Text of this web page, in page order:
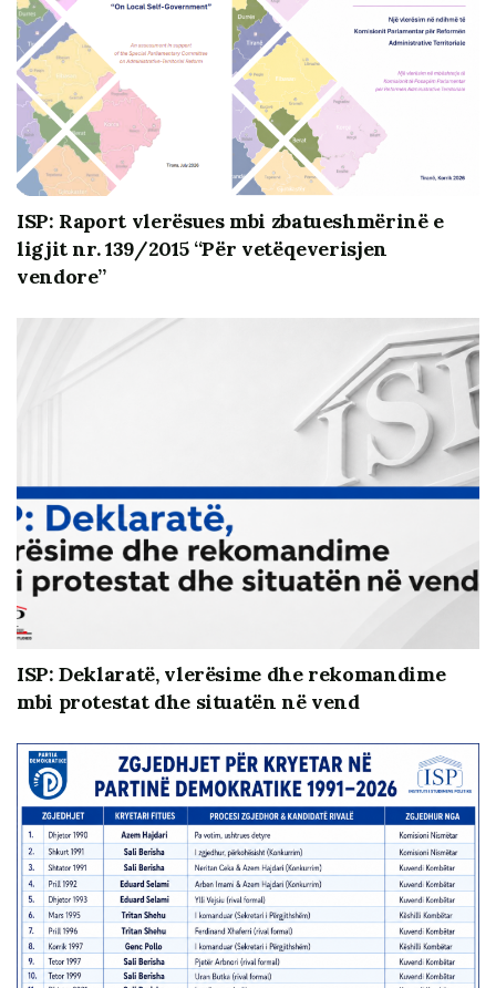
BIRN Albania dhe Qëndresa Qytetare (QQ), mbështetur
financiarisht nga Ambasada Britanike.
ISP: Raport vlerësues mbi zbatueshmërinë e
ligjit nr. 139/2015 “Për vetëqeverisjen
vendore”
ISP: Deklaratë, vlerësime dhe rekomandime
mbi protestat dhe situatën në vend